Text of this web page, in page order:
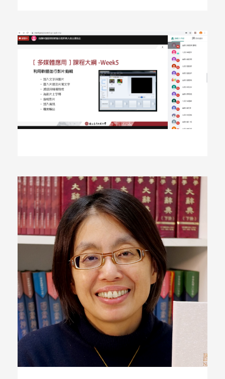
KUAN, NIEN-HSIEN．Teacher
Librarian